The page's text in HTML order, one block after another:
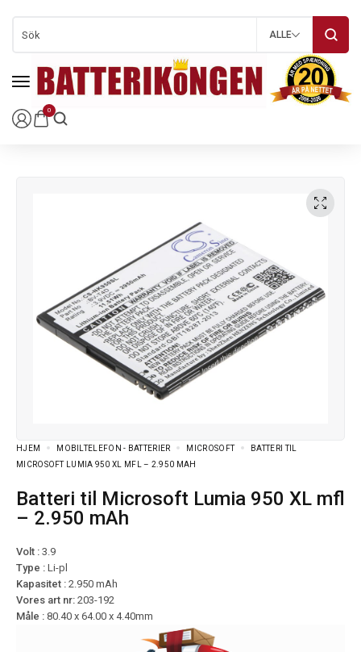
0
ALLE
HJEM MOBILTELEFON - BATTERIER MICROSOFT
BATTERI TIL
MICROSOFT LUMIA 950 XL MFL – 2.950 MAH
Batteri til Microsoft Lumia 950 XL mfl
– 2.950 mAh
Volt : 3.9
Type : Li-pl
Kapasitet : 2.950 mAh
Vores art nr: 203-192
Måle : 80.40 x 64.00 x 4.40mm